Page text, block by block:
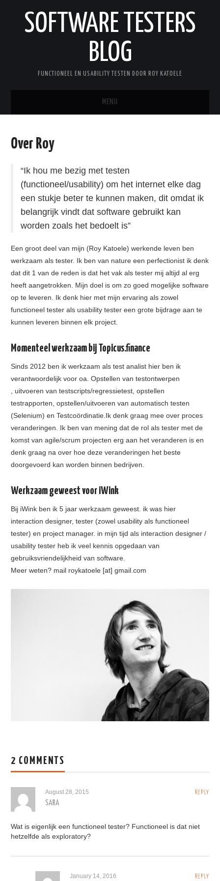
SOFTWARE TESTERS
BLOG
FUNCTIONEEL EN USABILITY TESTEN DOOR ROY KATOELE
MENU
Over Roy
“Ik hou me bezig met testen
(functioneel/usability) om het internet elke dag
een stukje beter te kunnen maken, dit omdat ik
belangrijk vindt dat software gebruikt kan
worden zoals het bedoelt is”
Een groot deel van mijn (Roy Katoele) werkende leven ben
werkzaam als tester. Ik ben van nature een perfectionist ik denk
dat dit 1 van de reden is dat het vak als tester mij altijd al erg
heeft aangetrokken. Mijn doel is om zo goed mogelijke software
op te leveren. Ik denk hier met mijn ervaring als zowel
functioneel tester als usability tester een grote bijdrage aan te
kunnen leveren binnen elk project.
Momenteel werkzaam bij Topicus.finance
Sinds 2012 ben ik werkzaam als test analist hier ben ik
verantwoordelijk voor oa. Opstellen van testontwerpen
, uitvoeren van testscripts/regressietest, opstellen
testrapporten, opstellen/uitvoeren van automatisch testen
(Selenium) en Testcoördinatie.Ik denk graag mee over proces
veranderingen. Ik ben van mening dat de rol als tester met de
komst van agile/scrum projecten erg aan het veranderen is en
denk graag na over hoe deze veranderingen het beste
doorgevoerd kan worden binnen bedrijven.
Werkzaam geweest voor iWink
Bij iWink ben ik 5 jaar werkzaam geweest. ik was hier
interaction designer, tester (zowel usability als functioneel
tester) en project manager. in mijn tijd als interaction designer /
usability tester heb ik veel kennis opgedaan van
gebruiksvriendelijkheid van software.
Meer weten? mail roykatoele [at] gmail.com
2 COMMENTS
REPLY
August 28, 2015
SARA
Wat is eigenlijk een functioneel tester? Functioneel is dat niet
hetzelfde als exploratory?
REPLY
January 14, 2016